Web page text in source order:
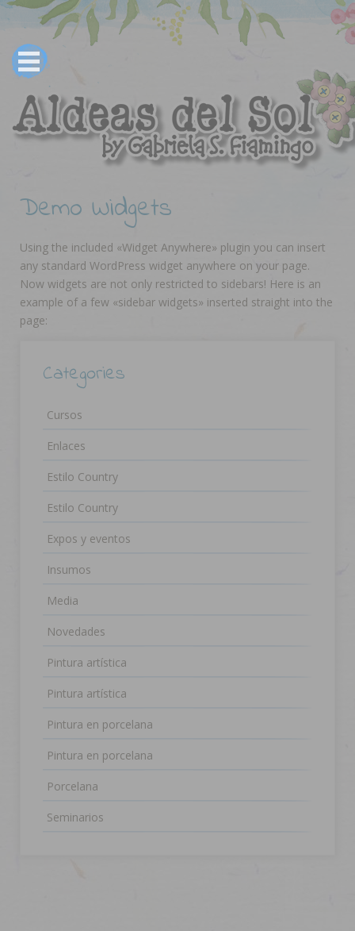
Demo Widgets
Using the included «Widget Anywhere» plugin you can insert
any standard WordPress widget anywhere on your page.
Now widgets are not only restricted to sidebars! Here is an
example of a few «sidebar widgets» inserted straight into the
page:
Categories
Cursos
Enlaces
Estilo Country
Estilo Country
Expos y eventos
Insumos
Media
Novedades
Pintura artística
Pintura artística
Pintura en porcelana
Pintura en porcelana
Porcelana
Seminarios